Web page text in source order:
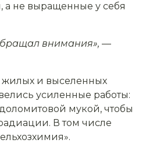
а не выращенные у себя
внимания», —
жилых и выселенных
усиленные работы:
мукой, чтобы
В том числе